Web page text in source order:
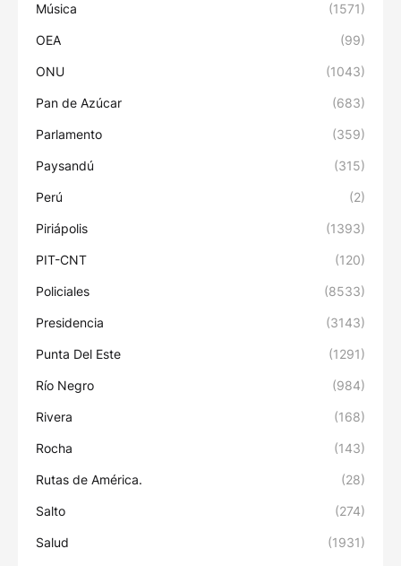
Música (1571)
OEA (99)
ONU (1043)
Pan de Azúcar (683)
Parlamento (359)
Paysandú (315)
Perú (2)
Piriápolis (1393)
PIT-CNT (120)
Policiales (8533)
Presidencia (3143)
Punta Del Este (1291)
Río Negro (984)
Rivera (168)
Rocha (143)
Rutas de América. (28)
Salto (274)
Salud (1931)